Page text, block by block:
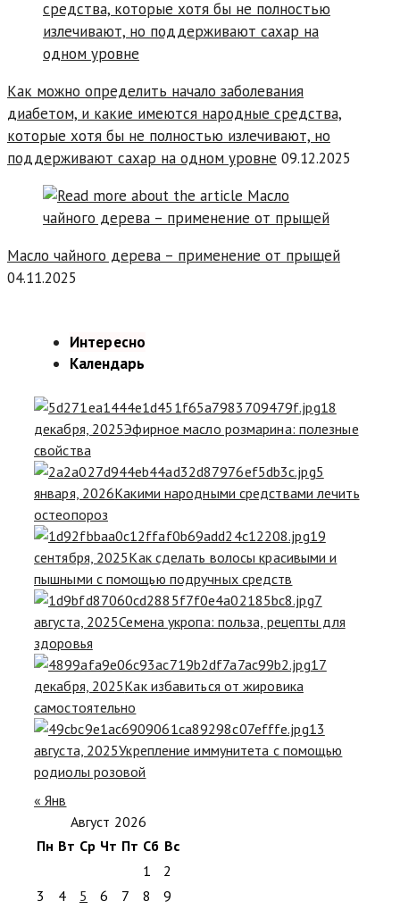
Как можно определить начало заболевания
диабетом, и какие имеются народные средства,
которые хотя бы не полностью излечивают, но
поддерживают сахар на одном уровне 09.12.2025
Масло чайного дерева – применение от прыщей
04.11.2025
Интересно
Календарь
18
декабря, 2025Эфирное масло розмарина: полезные
свойства
5
января, 2026Какими народными средствами лечить
остеопороз
19
сентября, 2025Как сделать волосы красивыми и
пышными с помощью подручных средств
7
августа, 2025Семена укропа: польза, рецепты для
здоровья
17
декабря, 2025Как избавиться от жировика
самостоятельно
13
августа, 2025Укрепление иммунитета с помощью
родиолы розовой
« Янв
Август 2026
Пн Вт Ср Чт Пт Сб Вс
1
2
3
4 5 6 7 8
9